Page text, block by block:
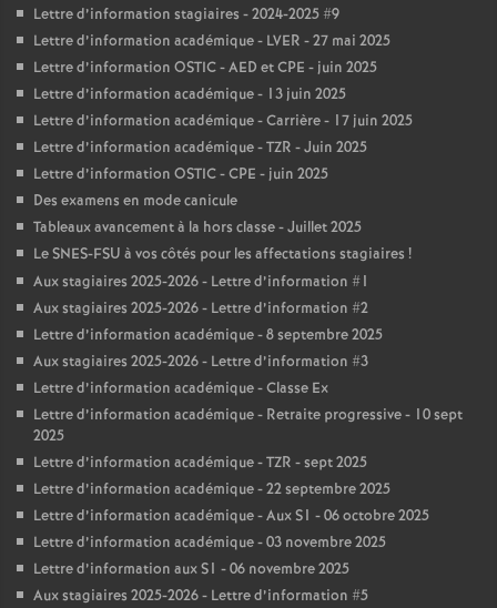
Lettre d’information stagiaires - 2024-2025 #9
Lettre d’information académique - LVER - 27 mai 2025
Lettre d’information OSTIC - AED et CPE - juin 2025
Lettre d’information académique - 13 juin 2025
Lettre d’information académique - Carrière - 17 juin 2025
Lettre d’information académique - TZR - Juin 2025
Lettre d’information OSTIC - CPE - juin 2025
Des examens en mode canicule
Tableaux avancement à la hors classe - Juillet 2025
Le SNES-FSU à vos côtés pour les affectations stagiaires !
Aux stagiaires 2025-2026 - Lettre d’information #1
Aux stagiaires 2025-2026 - Lettre d’information #2
Lettre d’information académique - 8 septembre 2025
Aux stagiaires 2025-2026 - Lettre d’information #3
Lettre d’information académique - Classe Ex
Lettre d’information académique - Retraite progressive - 10 sept
2025
Lettre d’information académique - TZR - sept 2025
Lettre d’information académique - 22 septembre 2025
Lettre d’information académique - Aux S1 - 06 octobre 2025
Lettre d’information académique - 03 novembre 2025
Lettre d’information aux S1 - 06 novembre 2025
Aux stagiaires 2025-2026 - Lettre d’information #5